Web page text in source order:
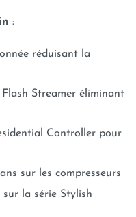
:
réduisant la
Streamer éliminant
Controller pour
sur les compresseurs
sur la série Stylish